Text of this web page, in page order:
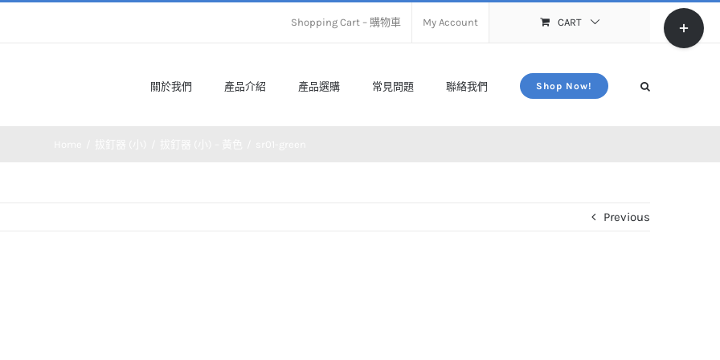
Shopping Cart – 購物車 My Account CART
關於我們 產品介紹 產品選購 常見問題 聯絡我們 Shop Now!
Previous
Toggle
Sliding